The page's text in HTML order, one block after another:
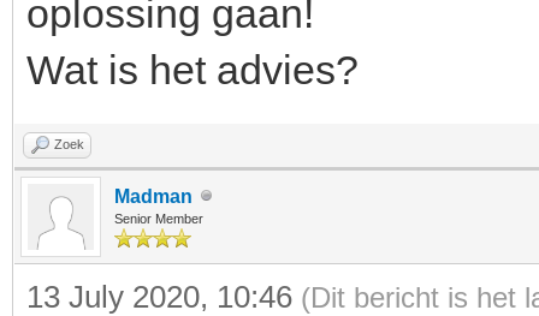
oplossing gaan!
Wat is het advies?
Zoek
Madman
Senior Member
13 July 2020, 10:46 (Dit bericht is het